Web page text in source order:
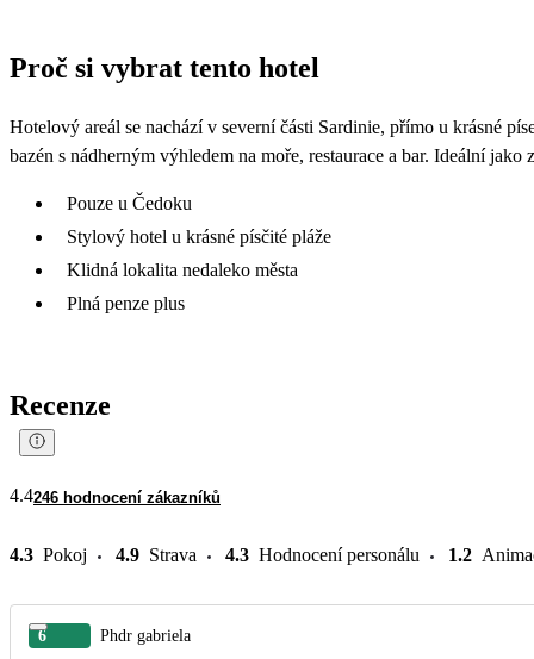
Proč si vybrat tento hotel
Hotelový areál se nachází v severní části Sardinie, přímo u krásné
bazén s nádherným výhledem na moře, restaurace a bar. Ideální
Pouze u Čedoku
Stylový hotel u krásné písčité pláže
Klidná lokalita nedaleko města
Plná penze plus
Recenze
4.4246 hodnocení zákazníků
4.3 Pokoj 4.9 Strava 4.3 Hodnocení personálu 1.2
6 Phdr gabriela